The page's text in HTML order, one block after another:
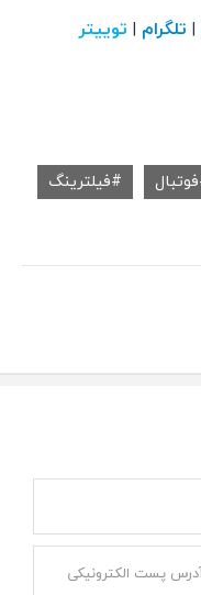
| تلگرام | توییتر
فوتبال فیلترینگ